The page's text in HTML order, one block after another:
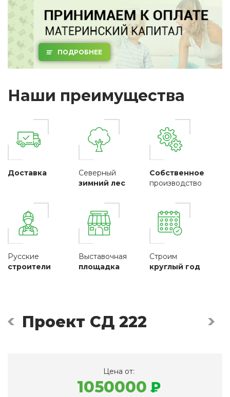
ПОДРОБНЕЕ
Наши преимущества
Доставка
Северный
зимний лес
Собственное
производство
Русские
строители
Выставочная
площадка
Строим
круглый год
Проект СД 222
Цена от:
1050000